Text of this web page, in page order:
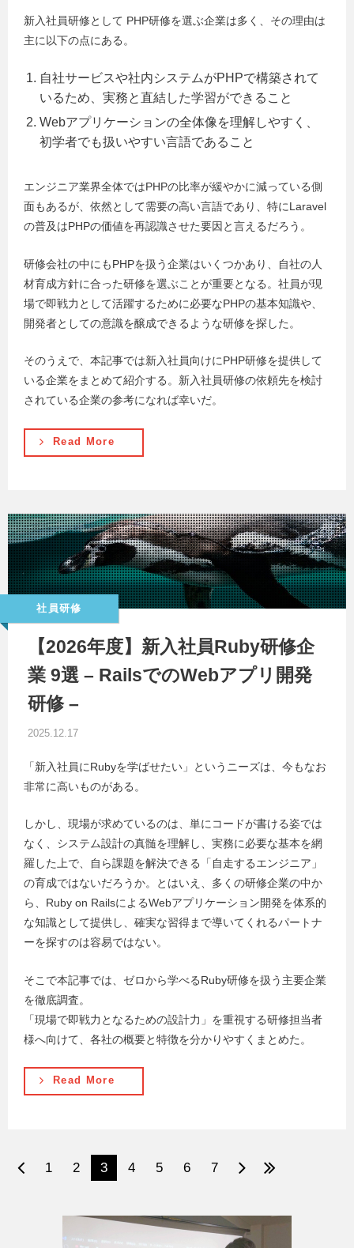
新入社員研修として PHP研修を選ぶ企業は多く、その理由は
主に以下の点にある。
自社サービスや社内システムがPHPで構築されて
いるため、実務と直結した学習ができること
Webアプリケーションの全体像を理解しやすく、
初学者でも扱いやすい言語であること
エンジニア業界全体ではPHPの比率が緩やかに減っている側
面もあるが、依然として需要の高い言語であり、特にLaravel
の普及はPHPの価値を再認識させた要因と言えるだろう。
研修会社の中にもPHPを扱う企業はいくつかあり、自社の人
材育成方針に合った研修を選ぶことが重要となる。社員が現
場で即戦力として活躍するために必要なPHPの基本知識や、
開発者としての意識を醸成できるような研修を探した。
そのうえで、本記事では新入社員向けにPHP研修を提供して
いる企業をまとめて紹介する。新入社員研修の依頼先を検討
されている企業の参考になれば幸いだ。
Read More
社員研修
【2026年度】新入社員Ruby研修企
業 9選 – RailsでのWebアプリ開発
研修 –
2025.12.17
「新入社員にRubyを学ばせたい」というニーズは、今もなお
非常に高いものがある。
しかし、現場が求めているのは、単にコードが書ける姿では
なく、システム設計の真髄を理解し、実務に必要な基本を網
羅した上で、自ら課題を解決できる「自走するエンジニア」
の育成ではないだろうか。とはいえ、多くの研修企業の中か
ら、Ruby on RailsによるWebアプリケーション開発を体系的
な知識として提供し、確実な習得まで導いてくれるパートナ
ーを探すのは容易ではない。
そこで本記事では、ゼロから学べるRuby研修を扱う主要企業
を徹底調査。
「現場で即戦力となるための設計力」を重視する研修担当者
様へ向けて、各社の概要と特徴を分かりやすくまとめた。
Read More
1 2 3 4 5 6 7